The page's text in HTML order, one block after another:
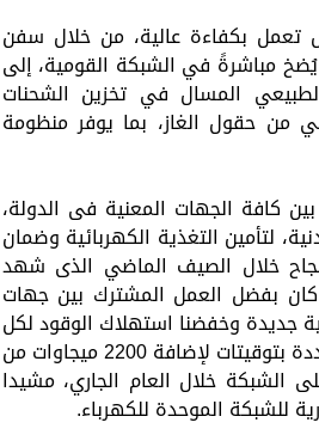
تعمل بكفاءة عالية، من خلال سفن
مباشرةً في الشبكة القومية، إلى
المسال في تخزين الشحنات
من حقول الغاز، بما يوفر منظومة
كافة الجهات المعنية فى الدولة،
لتأمين التغذية الكهربائية وضمان
نجاح خلال الصيف الماضي الذى شهد
بفضل العمل المشترك بين جهات
جديدة وخفضنا استهلاك الوقود لكل
كيلوات لأقل من 170 جرام، ونعمل فى اطار خطة زمنية وجداول محددة بتوقيتات لإضافة 2200 ميجاوات من
وربطها على الشبكة خلال العام الجاري، مشيدا
للشبكة الموحدة للكهرباء.